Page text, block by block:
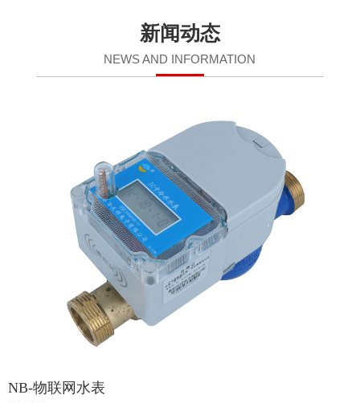
新闻动态
NEWS AND INFORMATION
NB-物联网水表